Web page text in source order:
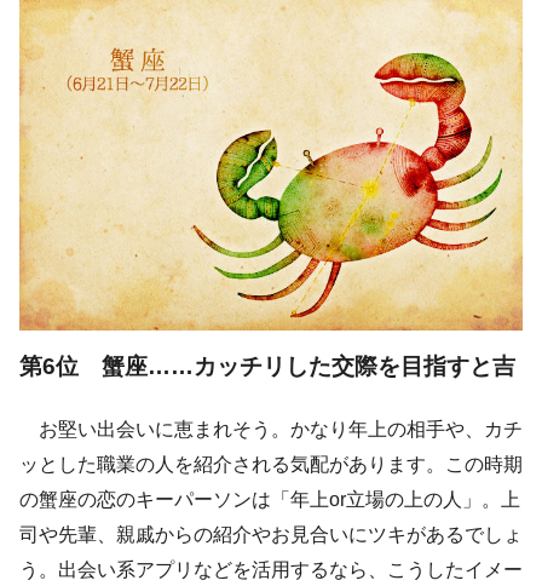
第6位 蟹座……カッチリした交際を目指すと吉
お堅い出会いに恵まれそう。かなり年上の相手や、カチ
ッとした職業の人を紹介される気配があります。この時期
の蟹座の恋のキーパーソンは「年上or立場の上の人」。上
司や先輩、親戚からの紹介やお見合いにツキがあるでしょ
う。出会い系アプリなどを活用するなら、こうしたイメー